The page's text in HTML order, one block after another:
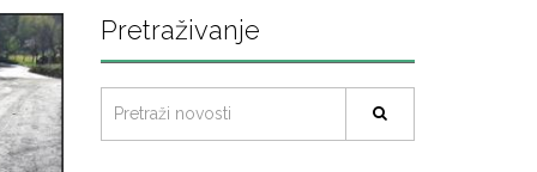
Pretraživanje